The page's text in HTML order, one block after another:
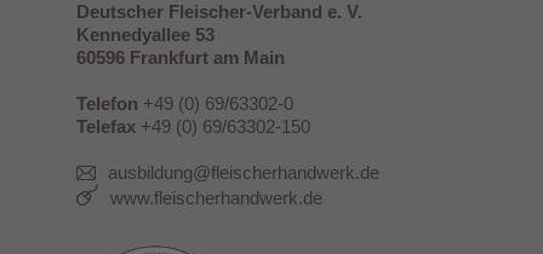
Deutscher Fleischer-Verband e. V.
Kennedyallee 53
60596 Frankfurt am Main
Telefon +49 (0) 69/63302-0
Telefax +49 (0) 69/63302-150
ausbildung@fleischerhandwerk.de
www.fleischerhandwerk.de